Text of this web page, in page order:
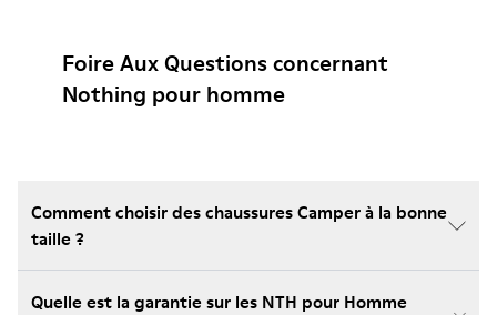
Foire Aux Questions concernant
Nothing pour homme
Comment choisir des chaussures Camper à la bonne
taille ?
Quelle est la garantie sur les NTH pour Homme